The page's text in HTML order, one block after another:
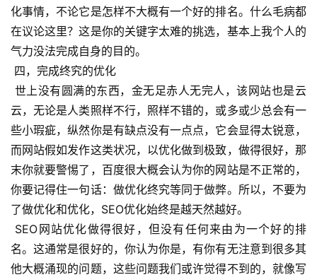
化事情，不论它是怎样不大概有一个好的排名。什么毛病都
在议论这里？这是你的关键字太难的挑选，基本上我个人的
气力没法完成自身的目的。
四，完成终究的优化
云，无论是人类照样不行，照样不错的，或多或少总会有一
些小瑕疵，纵然你是有缺点没有一点点，它会显得太锐意，
而网站假如发作这类状况，以优化做到极致，做得很好，那
末你就要警惕了，百度很大概会认为你的网站是不正常的，
你要记得住一句话：做优化终究等同于做弊。所以，不要为
了做优化和优化，SEO优化始终是越天然越好。
名。这通常是很好的，你认为你是，有你有无注意到很多其
他大概涌现的问题，这些问题我们或许觉得不到的，就像写